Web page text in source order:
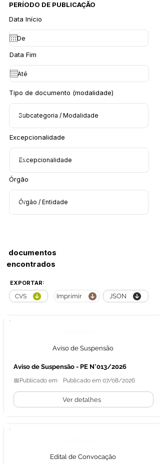
PERÍODO DE PUBLICAÇÃO
Data Início
Data Fim
Tipo de documento (modalidade)
Excepcionalidade
Órgão
documentos
encontrados
EXPORTAR:
CVS
Imprimir JSON
Aviso de Suspensão
Aviso de Suspensão - PE N°013/2026
📅Publicado em Publicado em 07/08/2026
Ver detalhes
Edital de Convocação